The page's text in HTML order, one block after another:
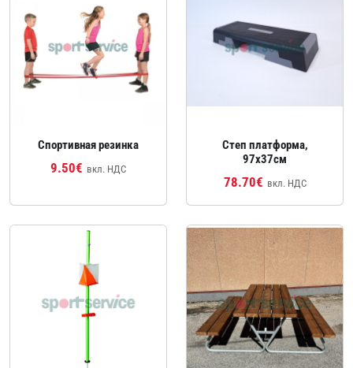
Спортивная резинка
9.50€ вкл. НДС
Степ платформа,
97x37см
78.70€ вкл. НДС